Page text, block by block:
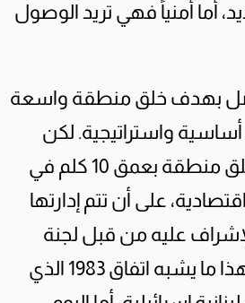
أما أمنياً فهي تريد الوصول
بهدف خلق منطقة واسعة
واستراتيجية. لكن
الأخطر هو بدء التداول بأفكار إسرائيلية حول طرح إسرائيل لخلق منطقة بعمق 10 كلم في
على أن تتم إدارتها
عليه من قبل لجنة
دولية تقودها واشنطن، التي ستشرف على ضبط إيقاعها، وهذا ما يشبه اتفاق 1983 الذي